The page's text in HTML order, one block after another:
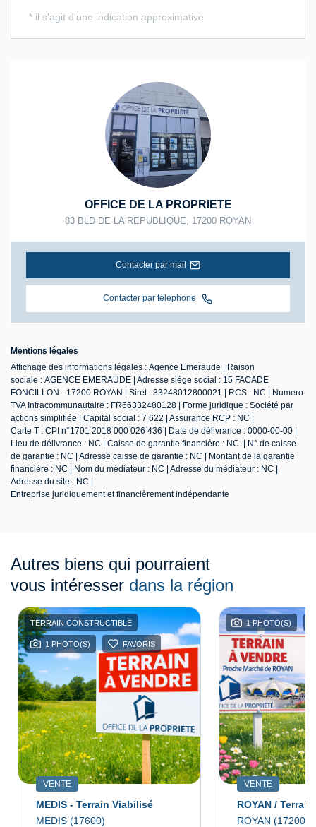
OFFICE DE LA PROPRIETE
83 BLD DE LA REPUBLIQUE 17200 ROYAN
Contacter par mail
Contacter par téléphone
Mentions légales
Affichage des informations légales : Agence Emeraude | Raison
sociale : AGENCE EMERAUDE | Adresse siège social : 15 FACADE
FONCILLON - 17200 ROYAN | Siret : 33248012800021 | RCS : NC | Numero
TVA Intracommunautaire : FR66332480128 | Forme juridique : Société par
actions simplifiée | Capital social : 7 622 | Assurance RCP : NC |
Carte T : CPI n°1701 2018 000 026 436 | Date de délivrance : 0000-00-00 |
Lieu de délivrance : NC | Caisse de garantie financière : NC. | N° de caisse
de garantie : NC | Adresse caisse de garantie : NC | Montant de la garantie
financière : NC | Nom du médiateur : NC | Adresse du médiateur : NC |
Adresse du site : NC |
Entreprise juridiquement et financièrement indépendante
Autres biens qui pourraient
vous intéresser dans la région
TERRAIN CONSTRUCTIBLE
1 PHOTO(S) FAVORIS
VENTE
MEDIS - Terrain Viabilisé
MEDIS (17600)
1 PHOTO(S)
VENTE
ROYAN /
ROYAN (17200)